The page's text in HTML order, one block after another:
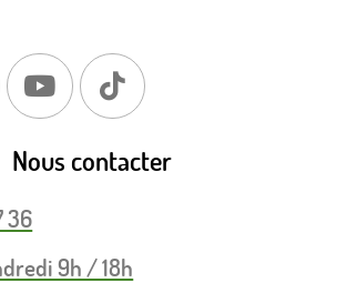
Nous contacter
36
9h / 18h